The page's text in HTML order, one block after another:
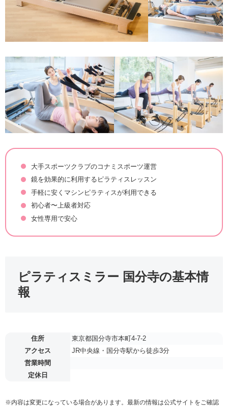
大手スポーツクラブのコナミスポーツ運営
鏡を効果的に利用するピラティスレッスン
手軽に安くマシンピラティスが利用できる
初心者〜上級者対応
女性専用で安心
ピラティスミラー 国分寺の基本情
報
住所
東京都国分寺市本町4-7-2
アクセス
JR中央線・国分寺駅から徒歩3分
営業時間
定休日
※内容は変更になっている場合があります。最新の情報は公式サイトをご確認